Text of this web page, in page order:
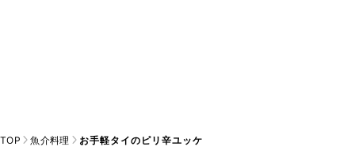
TOP 魚介料理 お手軽タイのピリ辛ユッケ